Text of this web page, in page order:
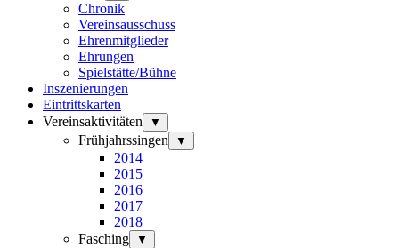
Chronik
Vereinsausschuss
Ehrenmitglieder
Ehrungen
Spielstätte/Bühne
Inszenierungen
Eintrittskarten
Vereinsaktivitäten
▼
Frühjahrssingen ▼
2014
2015
2016
2017
2018
Fasching
▼